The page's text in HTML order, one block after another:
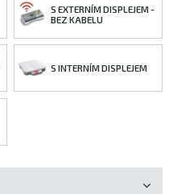
S EXTERNÍM DISPLEJEM -
BEZ KABELU
S INTERNÍM DISPLEJEM